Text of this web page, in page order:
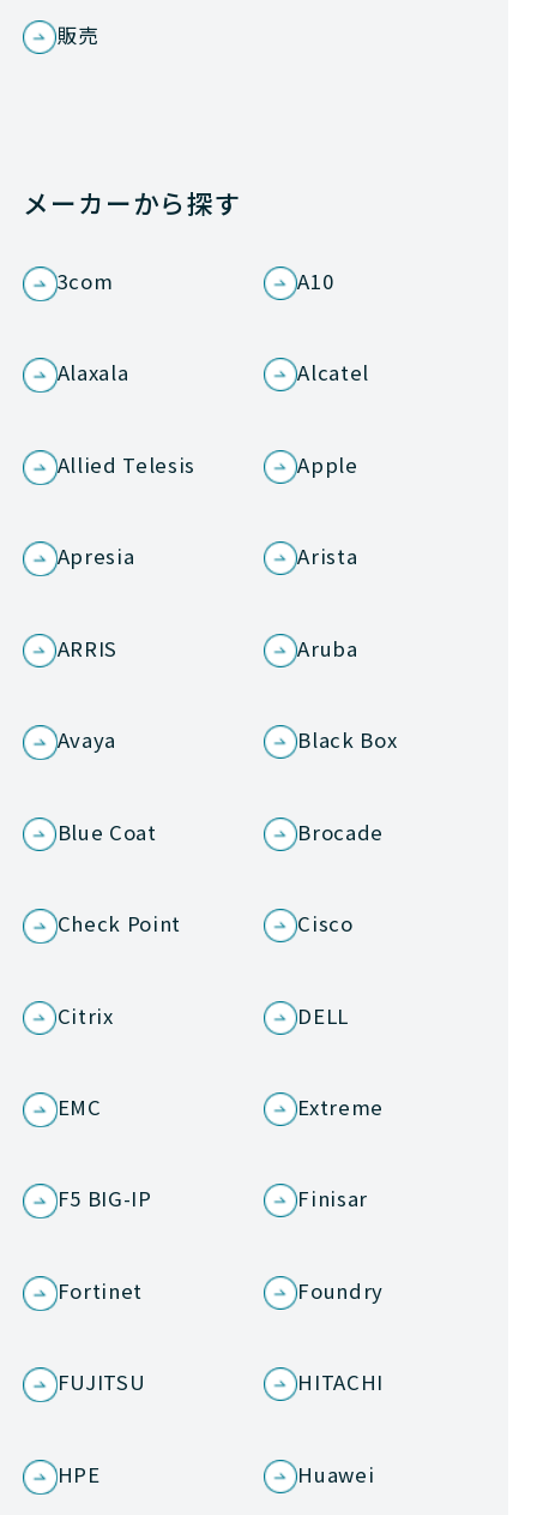
販売
メーカーから探す
3com A10
Alaxala Alcatel
Allied Telesis Apple
Apresia Arista
ARRIS Aruba
Avaya Black Box
Blue Coat Brocade
Check Point Cisco
Citrix DELL
EMC Extreme
F5 BIG-IP Finisar
Fortinet Foundry
FUJITSU HITACHI
HPE Huawei